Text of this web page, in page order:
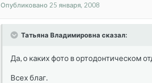
Опубликовано 25 января, 2008
Татьяна Владимировна сказал:
Да, о каких фото в ортодонтическом
Всех благ.